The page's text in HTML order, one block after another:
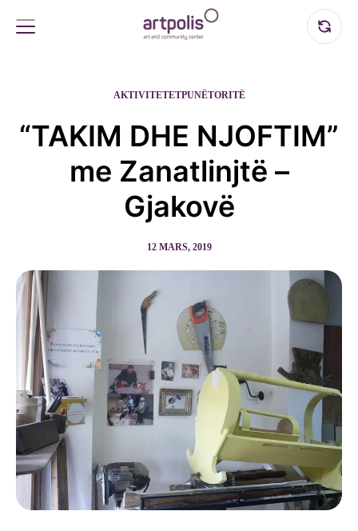
AKTIVITETETPUNËTORITË
“TAKIM DHE NJOFTIM”
me Zanatlinjtë –
Gjakovë
12 MARS, 2019